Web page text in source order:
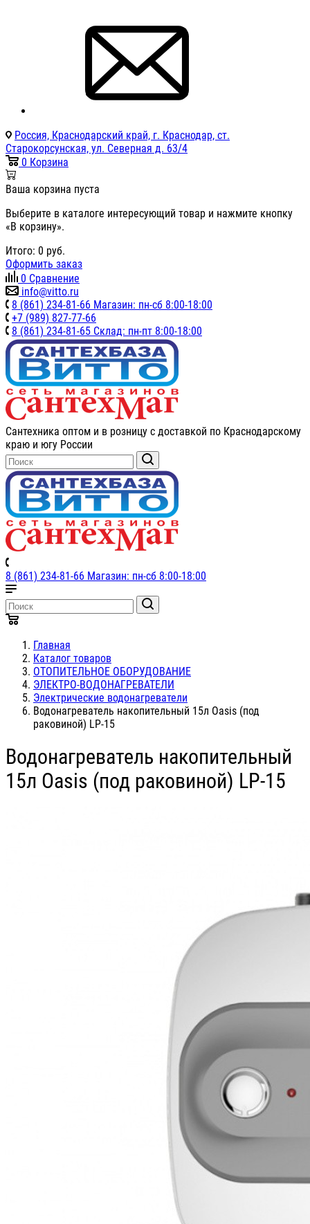
Россия, Краснодарский край, г. Краснодар, ст.
Старокорсунская, ул. Северная д. 63/4
0 Корзина
Ваша корзина пуста
Выберите в каталоге интересующий товар и нажмите кнопку
«В корзину».
Итого: 0 руб.
Оформить заказ
0 Сравнение
info@vitto.ru
8 (861) 234-81-66 Магазин: пн-сб 8:00-18:00
+7 (989) 827-77-66
8 (861) 234-81-65 Склад: пн-пт 8:00-18:00
Сантехника оптом и в розницу с доставкой по Краснодарскому
краю и югу России
8 (861) 234-81-66 Магазин: пн-сб 8:00-18:00
Главная
Каталог товаров
ОТОПИТЕЛЬНОЕ ОБОРУДОВАНИЕ
ЭЛЕКТРО-ВОДОНАГРЕВАТЕЛИ
Электрические водонагреватели
Водонагреватель накопительный 15л Oasis (под
раковиной) LP-15
Водонагреватель накопительный
15л Oasis (под раковиной) LP-15